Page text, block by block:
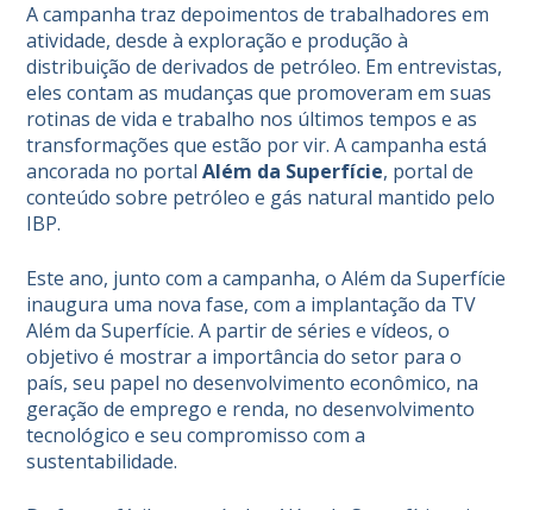
A campanha traz depoimentos de trabalhadores em
atividade, desde à exploração e produção à
distribuição de derivados de petróleo. Em entrevistas,
eles contam as mudanças que promoveram em suas
rotinas de vida e trabalho nos últimos tempos e as
transformações que estão por vir. A campanha está
ancorada no portalAlém da Superfície, portal de
conteúdo sobre petróleo e gás natural mantido pelo
IBP.
Este ano, junto com a campanha, o Além da Superfície
inaugura uma nova fase, com a implantação da TV
Além da Superfície. A partir de séries e vídeos, o
objetivo é mostrar a importância do setor para o
país, seu papel no desenvolvimento econômico, na
geração de emprego e renda, no desenvolvimento
tecnológico e seu compromisso com a
sustentabilidade.